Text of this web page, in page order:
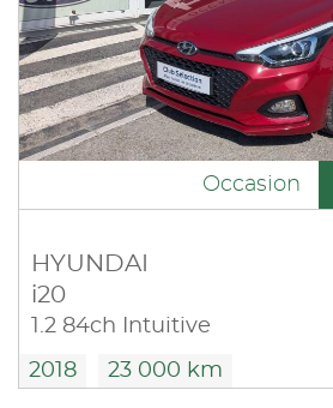
Occasion
HYUNDAI
i20
1.2 84ch Intuitive
2018 23 000 km